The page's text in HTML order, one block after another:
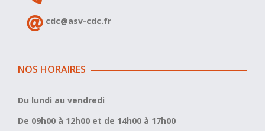
cdc@asv-cdc.fr
NOS HORAIRES
Du lundi au vendredi
De 09h00 à 12h00 et de 14h00 à 17h00